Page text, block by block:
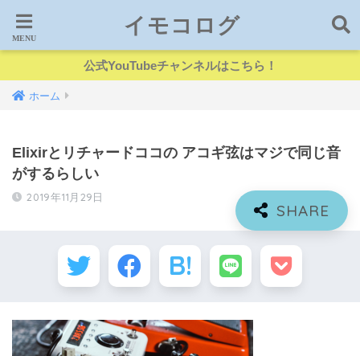
イモコログ
公式YouTubeチャンネルはこちら！
ホーム
Elixirとリチャードココの アコギ弦はマジで同じ音
がするらしい
2019年11月29日